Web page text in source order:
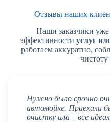
Отзывы наших
Наши заказчики уже
эффективности услуг
работаем аккуратно,
чистоту
Нужно было срочно
автомойке. Приехали
очистку ила – все